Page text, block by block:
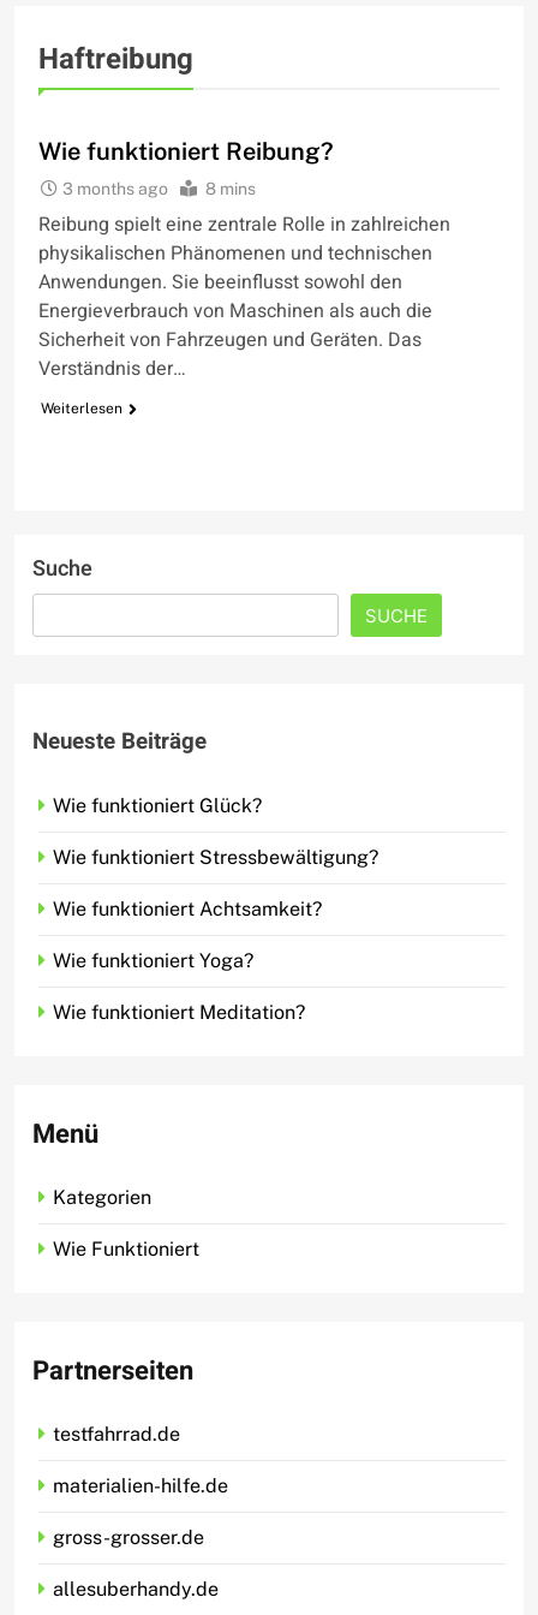
Haftreibung
Wie funktioniert Reibung?
3 months ago 8 mins
Reibung spielt eine zentrale Rolle in zahlreichen
physikalischen Phänomenen und technischen
Anwendungen. Sie beeinflusst sowohl den
Energieverbrauch von Maschinen als auch die
Sicherheit von Fahrzeugen und Geräten. Das
Verständnis der…
Weiterlesen
Suche
SUCHE
Neueste Beiträge
Wie funktioniert Glück?
Wie funktioniert Stressbewältigung?
Wie funktioniert Achtsamkeit?
Wie funktioniert Yoga?
Wie funktioniert Meditation?
Menü
Kategorien
Wie Funktioniert
Partnerseiten
testfahrrad.de
materialien-hilfe.de
gross-grosser.de
allesuberhandy.de